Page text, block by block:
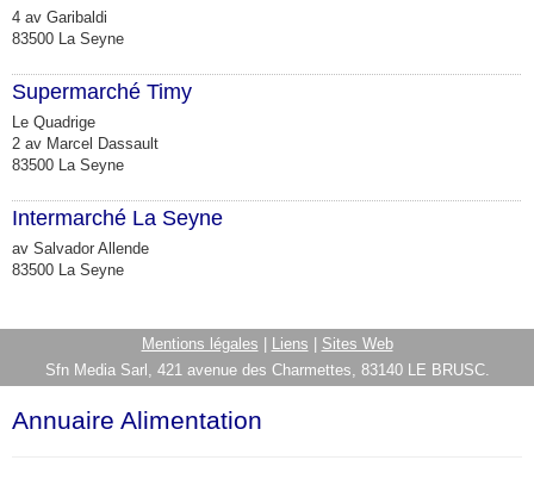
4 av Garibaldi
83500 La Seyne
Supermarché Timy
Le Quadrige
2 av Marcel Dassault
83500 La Seyne
Intermarché La Seyne
av Salvador Allende
83500 La Seyne
Mentions légales Liens
Sites Web
Sfn Media Sarl, 421 avenue des Charmettes, 83140 LE BRUSC.
Annuaire Alimentation